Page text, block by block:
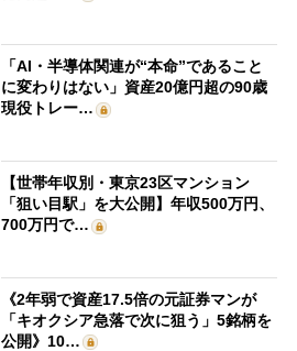
「AI・半導体関連が“本命”であること
に変わりはない」資産20億円超の90歳
現役トレー…
【世帯年収別・東京23区マンション
「狙い目駅」を大公開】年収500万円、
700万円で…
《2年弱で資産17.5倍の元証券マンが
「キオクシア急落で次に狙う」5銘柄を
公開》10…